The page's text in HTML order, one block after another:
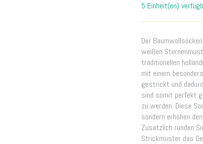
5 Einheit(en)
Der
weißen
traditionellen
mit einem
gestrickt und
sind somit perfekt
zu werden. Diese
sondern erhöhen
Zusätzlich runden
Strickmuster das